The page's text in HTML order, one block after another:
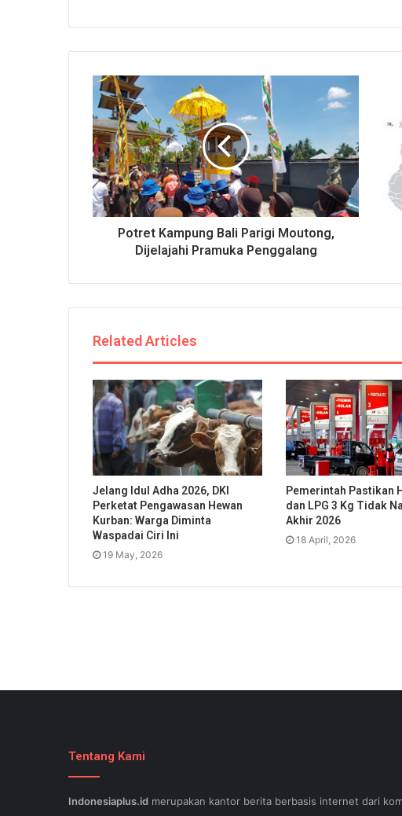
Potret Kampung Bali Parigi Moutong,
Dijelajahi Pramuka Penggalang
Related Articles
Jelang Idul Adha 2026, DKI
Perketat Pengawasan Hewan
Kurban: Warga Diminta
Waspadai Ciri Ini
19 May, 2026
Pemerintah Pastikan
dan LPG 3 Kg Tidak
Akhir 2026
18 April, 2026
Tentang Kami
Indonesiaplus.id merupakan kantor berita berbasis internet dari